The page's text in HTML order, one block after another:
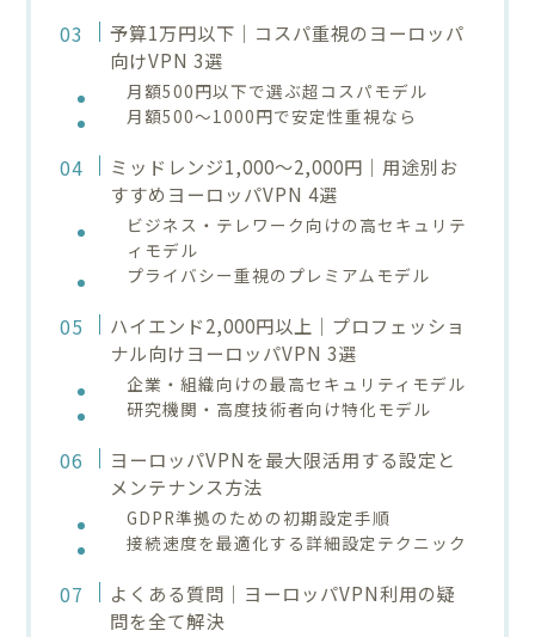
予算1万円以下｜コスパ重視のヨーロッパ
向けVPN 3選
月額500円以下で選ぶ超コスパモデル
月額500〜1000円で安定性重視なら
ミッドレンジ1,000〜2,000円｜用途別お
すすめヨーロッパVPN 4選
ビジネス・テレワーク向けの高セキュリテ
ィモデル
プライバシー重視のプレミアムモデル
ハイエンド2,000円以上｜プロフェッショ
ナル向けヨーロッパVPN 3選
企業・組織向けの最高セキュリティモデル
研究機関・高度技術者向け特化モデル
ヨーロッパVPNを最大限活用する設定と
メンテナンス方法
GDPR準拠のための初期設定手順
接続速度を最適化する詳細設定テクニック
よくある質問｜ヨーロッパVPN利用の疑
問を全て解決